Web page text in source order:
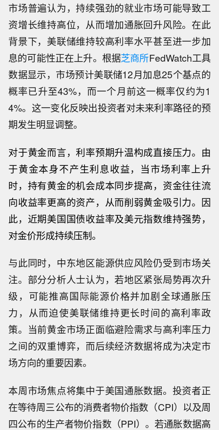
市场普遍认为，持续强劲的就业市场可能导致工
资增长维持高位，从而增加通胀回升风险。在此
背景下，美联储维持较高利率水平甚至进一步加
息的可能性正在上升。根据芝商所FedWatch工具
数据显示，市场预计美联储12月加息25个基点的
概率已升至43%，而一个月前这一概率仅约为1
4%。这一变化反映出投资者对未来利率路径的预
期发生明显调整。
对于黄金而言，利率预期升温构成直接压力。由
于黄金本身不产生利息收益，当市场利率上升
时，持有黄金的机会成本同步提高，资金往往流
向收益率更高的资产，从而削弱黄金吸引力。因
此，近期美国国债收益率及美元指数维持强势，
对金价形成持续压制。
与此同时，中东地区能源供应风险仍受到市场关
注。部分分析人士认为，若地区紧张局势再次升
级，可能推高国际能源价格并加剧全球通胀压
力，从而迫使美联储维持更长时间的高利率政
策。当前黄金市场正面临避险需求与高利率压力
之间的双重博弈，而后续经济数据将成为决定市
场方向的重要因素。
本周市场焦点将集中于美国通胀数据。投资者正
在等待周三公布的消费者物价指数（CPI）以及周
四公布的生产者物价指数（PPI）。若通胀数据高